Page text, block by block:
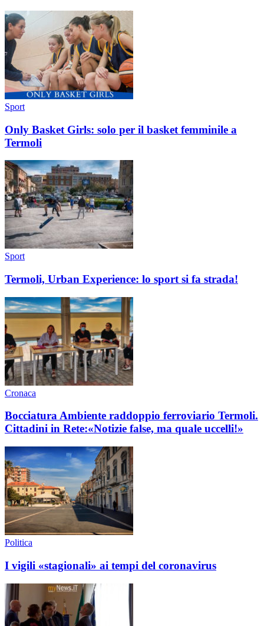
Sport
Only Basket Girls: solo per il basket femminile a
Termoli
Sport
Termoli, Urban Experience: lo sport si fa strada!
Cronaca
Bocciatura Ambiente raddoppio ferroviario Termoli.
Cittadini in Rete:«Notizie false, ma quale uccelli!»
Politica
I vigili «stagionali» ai tempi del coronavirus